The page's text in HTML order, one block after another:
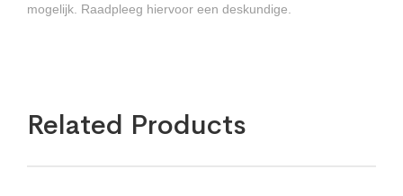
mogelijk. Raadpleeg hiervoor een deskundige.
Related Products